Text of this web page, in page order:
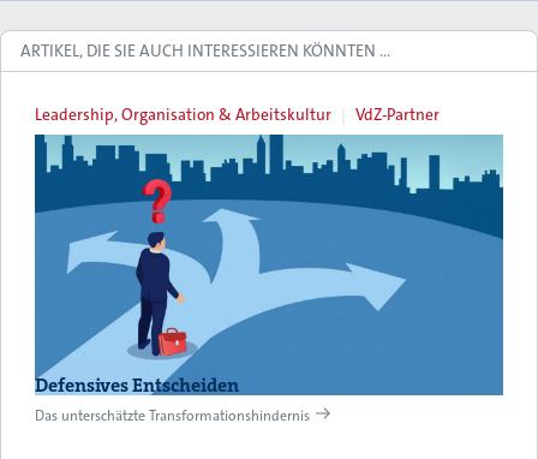
ARTIKEL, DIE SIE AUCH INTERESSIEREN KÖNNTEN …
Leadership, Organisation & Arbeitskultur VdZ-Partner
Defensives Entscheiden
Das unterschätzte Transformationshindernis